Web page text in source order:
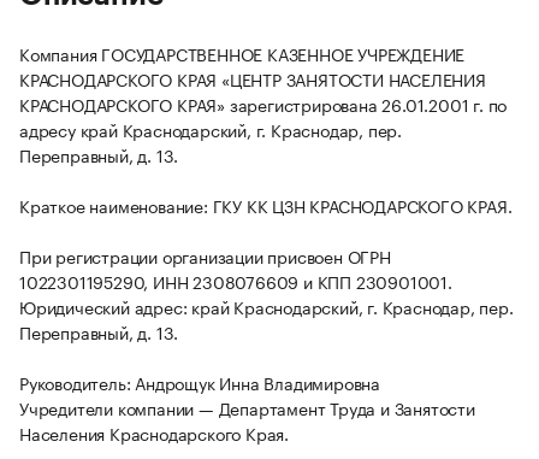
Компания ГОСУДАРСТВЕННОЕ КАЗЕННОЕ УЧРЕЖДЕНИЕ
КРАСНОДАРСКОГО КРАЯ «ЦЕНТР ЗАНЯТОСТИ НАСЕЛЕНИЯ
КРАСНОДАРСКОГО КРАЯ» зарегистрирована 26.01.2001 г. по
адресу край Краснодарский, г. Краснодар, пер.
Переправный, д. 13.
Краткое наименование: ГКУ КК ЦЗН КРАСНОДАРСКОГО КРАЯ.
При регистрации организации присвоен ОГРН
1022301195290, ИНН 2308076609 и КПП 230901001.
Юридический адрес: край Краснодарский, г. Краснодар, пер.
Переправный, д. 13.
Руководитель: Андрощук Инна Владимировна
Учредители компании — Департамент Труда и Занятости
Населения Краснодарского Края.